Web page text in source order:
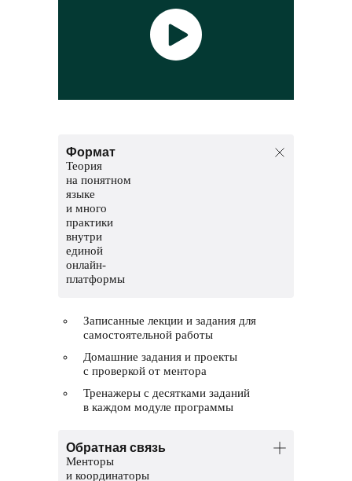
Формат
Теория
на понятном
языке
и много
практики
внутри
единой
онлайн-
платформы
Записанные лекции и задания для
самостоятельной работы
Домашние задания и проекты
с проверкой от ментора
Тренажеры с десятками заданий
в каждом модуле программы
Обратная связь
Менторы
и координаторы